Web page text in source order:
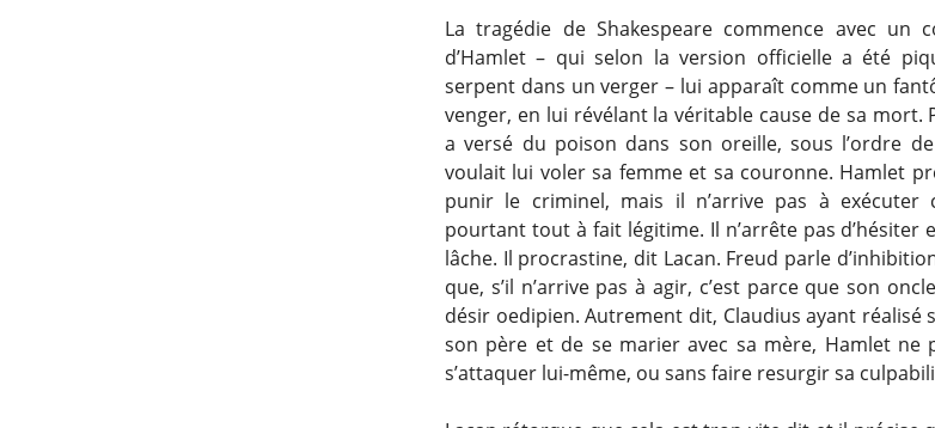
La tragédie de Shakespeare commence avec un
d’Hamlet – qui selon la version officielle a été
serpent dans un verger – lui apparaît comme un
venger, en lui révélant la véritable cause de sa mort.
a versé du poison dans son oreille, sous l’ordre
voulait lui voler sa femme et sa couronne. Hamlet
punir le criminel, mais il n’arrive pas à
pourtant tout à fait légitime. Il n’arrête pas d’hésiter
lâche. Il procrastine, dit Lacan. Freud parle
que, s’il n’arrive pas à agir, c’est parce que son
désir oedipien. Autrement dit, Claudius ayant réalisé
son père et de se marier avec sa mère, Hamlet ne
s’attaquer lui-même, ou sans faire resurgir sa